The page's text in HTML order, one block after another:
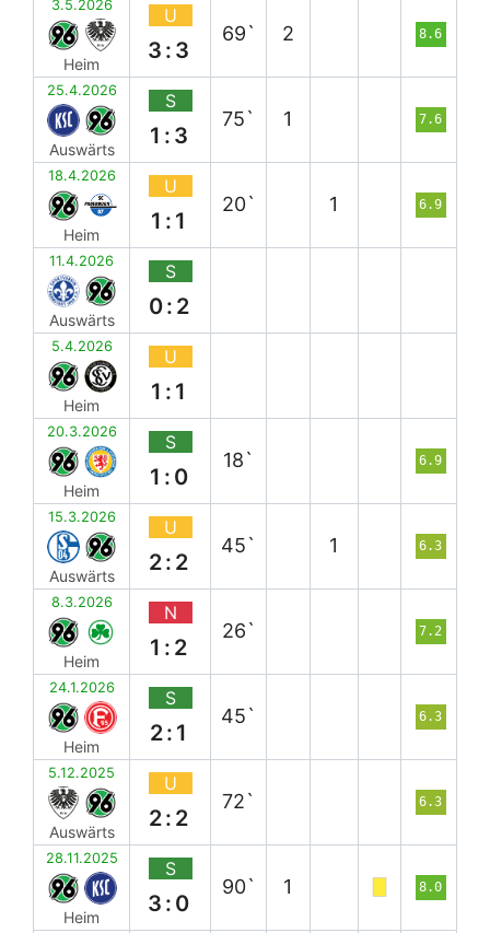
3.5.2026
Heim
U
3:3
69` 2 8.6
25.4.2026
Auswärts
S
1:3
75` 1 7.6
18.4.2026
Heim
U
1:1
20` 1 6.9
11.4.2026
Auswärts
S
0:2
5.4.2026
Heim
U
1:1
20.3.2026
Heim
S
1:0
18` 6.9
15.3.2026
Auswärts
U
2:2
45` 1 6.3
8.3.2026
Heim
N
1:2
26` 7.2
24.1.2026
Heim
S
2:1
45` 6.3
5.12.2025
Auswärts
U
2:2
72` 6.3
28.11.2025
Heim
S
3:0
90` 1 8.0